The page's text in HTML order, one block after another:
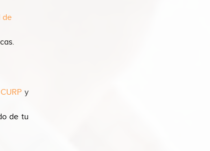
de
CURPy
de tu